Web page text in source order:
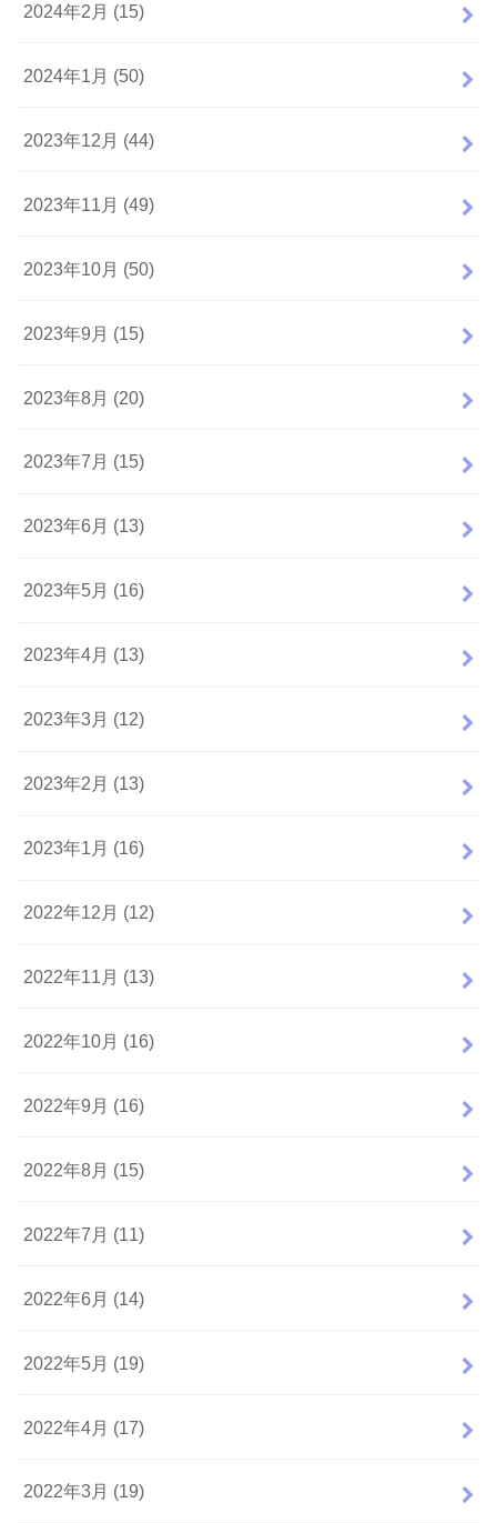
2024年2月 (15)
2024年1月 (50)
2023年12月 (44)
2023年11月 (49)
2023年10月 (50)
2023年9月 (15)
2023年8月 (20)
2023年7月 (15)
2023年6月 (13)
2023年5月 (16)
2023年4月 (13)
2023年3月 (12)
2023年2月 (13)
2023年1月 (16)
2022年12月 (12)
2022年11月 (13)
2022年10月 (16)
2022年9月 (16)
2022年8月 (15)
2022年7月 (11)
2022年6月 (14)
2022年5月 (19)
2022年4月 (17)
2022年3月 (19)